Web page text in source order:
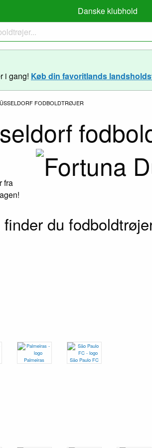
Danske klubhold
i gang! Køb din favoritlands
FODBOLDTRØJER
fra
du
Palmeiras São Paulo FC